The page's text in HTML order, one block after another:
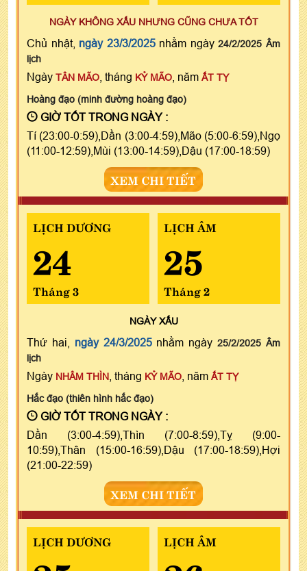
NGÀY KHÔNG XẤU NHƯNG CŨNG CHƯA TỐT
Chủ nhật, ngày 23/3/2025nhằm ngày24/2/2025 Âm
lịch
Ngày TÂN MÃO , tháng KỶ MÃO , năm ẤT TỴ
Hoàng đạo (minh đường hoàng đạo)
GIỜ TỐT TRONG NGÀY :
Tí (23:00-0:59),Dần (3:00-4:59),Mão (5:00-6:59),Ngọ
(11:00-12:59),Mùi (13:00-14:59),Dậu (17:00-18:59)
XEM CHI TIẾT
LỊCH DƯƠNG
24
Tháng 3
LỊCH ÂM
25
Tháng 2
NGÀYXẤU
Thứ hai, ngày 24/3/2025nhằm ngày25/2/2025 Âm
lịch
Ngày NHÂM THÌN , tháng KỶ MÃO , năm ẤT TỴ
Hắc đạo (thiên hình hắc đạo)
GIỜ TỐT TRONG NGÀY :
Dần (3:00-4:59),Thìn (7:00-8:59),Tỵ (9:00-
10:59),Thân (15:00-16:59),Dậu (17:00-18:59),Hợi
(21:00-22:59)
XEM CHI TIẾT
LỊCH DƯƠNG LỊCH ÂM